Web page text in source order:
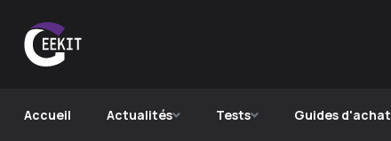
Accueil Actualités Tests Guides d'achat